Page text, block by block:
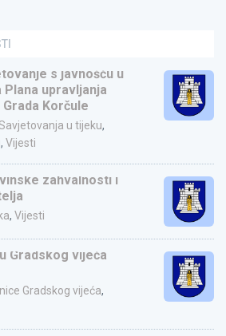
s javnošću u
upravljanja
Korčule
u tijeku,
, Vijesti
zahvalnosti i
, Vijesti
Gradskog vijeća
Gradskog vijeća,